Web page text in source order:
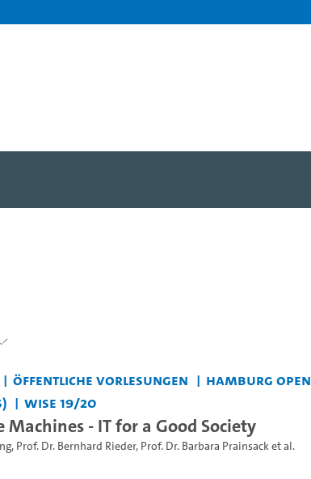
Öffentliche Vorlesungen
Hamburg Open
WiSe 19/20
Machines - IT for a Good Society
, Prof. Dr. Bernhard Rieder, Prof. Dr. Barbara Prainsacket al.